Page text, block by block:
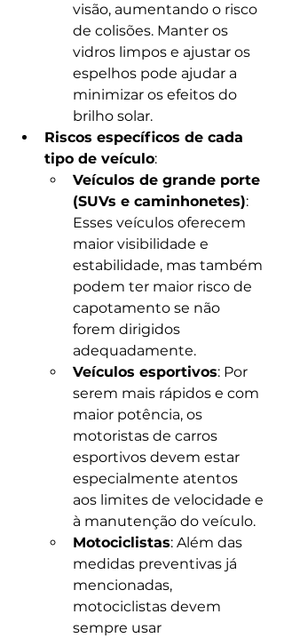
visão, aumentando o risco
de colisões. Manter os
vidros limpos e ajustar os
espelhos pode ajudar a
minimizar os efeitos do
brilho solar.
Riscos específicos de cada
tipo de veículo:
Veículos de grande porte
(SUVs e caminhonetes):
Esses veículos oferecem
maior visibilidade e
estabilidade, mas também
podem ter maior risco de
capotamento se não
forem dirigidos
adequadamente.
Veículos esportivos: Por
serem mais rápidos e com
maior potência, os
motoristas de carros
esportivos devem estar
especialmente atentos
aos limites de velocidade e
à manutenção do veículo.
Motociclistas: Além das
medidas preventivas já
mencionadas,
motociclistas devem
sempre usar